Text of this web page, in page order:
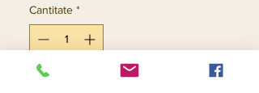
Cantitate *